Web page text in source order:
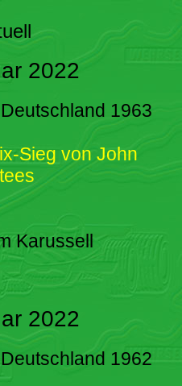
2022
1963
Sieg von John
Karussell
2022
1962